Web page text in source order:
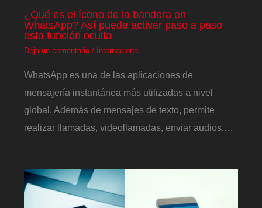
¿Qué es el ícono de la bandera en
WhatsApp? Así puede activar paso a paso
esta función oculta
Deja un comentario / Internacional
WhatsApp es una de las aplicaciones de
mensajería instantánea más utilizadas a nivel
global. Además de mensajes de texto, permite
realizar llamadas, videollamadas, enviar audios,…